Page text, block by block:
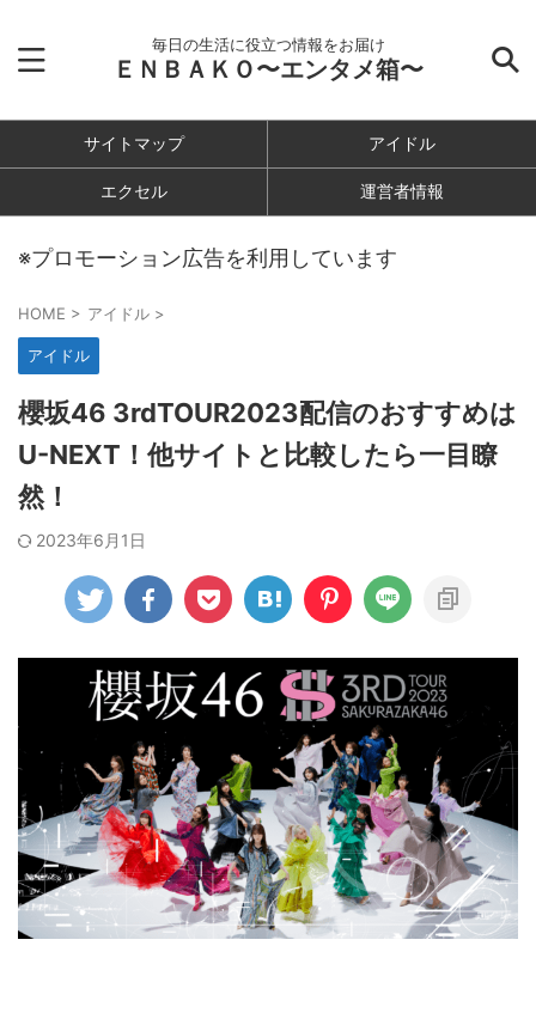
毎日の生活に役立つ情報をお届け
ＥＮＢＡＫＯ〜エンタメ箱〜
サイトマップ アイドル
エクセル 運営者情報
※プロモーション広告を利用しています
HOME > アイドル >
アイドル
櫻坂46 3rdTOUR2023配信のおすすめは
U-NEXT！他サイトと比較したら一目瞭
然！
2023年6月1日